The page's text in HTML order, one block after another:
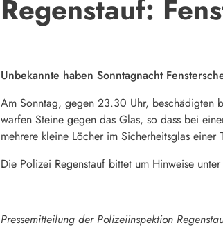
Regenstauf:
Unbekannte haben Sonntagnacht
Am Sonntag, gegen 23.30 Uhr, beschädigten
warfen Steine gegen das Glas, so dass bei
mehrere kleine Löcher im Sicherheitsglas
Die Polizei Regenstauf bittet um Hinweise
Pressemitteilung der Polizeiinspektion